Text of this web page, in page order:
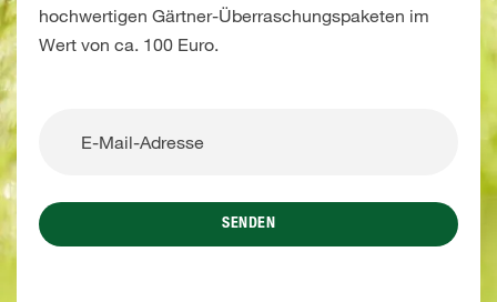
hochwertigen Gärtner-Überraschungspaketen im
Wert von ca. 100 Euro.
SENDEN